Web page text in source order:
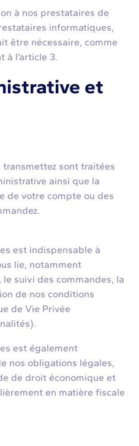
à nos prestataires de
informatiques,
être nécessaire, comme
à l’article 3.
et
transmettez sont traitées
ainsi que la
de votre compte ou des
est indispensable à
lie, notamment
suivi des commandes, la
de nos conditions
de Vie Privée
est également
nos obligations légales,
de droit économique et
en matière fiscale